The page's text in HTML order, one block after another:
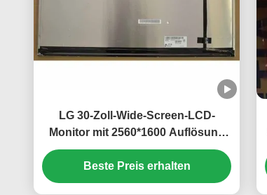
LG 30-Zoll-Wide-Screen-LCD-
Monitor mit 2560*1600 Auflösung
und 350cd/m2 Helligkeit
Beste Preis erhalten